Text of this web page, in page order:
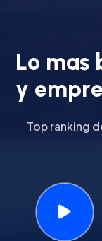
Lo mas
y empre
Top ranking